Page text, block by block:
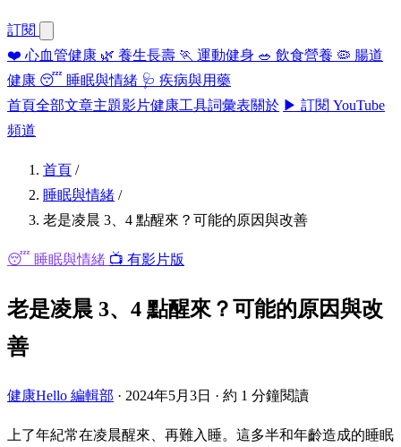
訂閱
❤️ 心血管健康 🌿 養生長壽 🏃 運動健身 🥗 飲食營養 🦠 腸道
健康 😴 睡眠與情緒 🩺 疾病與用藥
首頁全部文章主題影片健康工具詞彙表關於 ▶ 訂閱 YouTube
頻道
首頁 /
睡眠與情緒 /
老是凌晨 3、4 點醒來？可能的原因與改善
😴 睡眠與情緒 📺 有影片版
老是凌晨 3、4 點醒來？可能的原因與改
善
健康Hello 編輯部 · 2024年5月3日 · 約 1 分鐘閱讀
上了年紀常在凌晨醒來、再難入睡。這多半和年齡造成的睡眠